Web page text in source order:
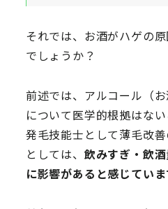
それでは、お酒がハゲの
でしょうか？
前述では、アルコール（
について医学的根拠はな
発毛技能士として薄毛改
としては、 飲みすぎ・飲
に影響があると感じていま